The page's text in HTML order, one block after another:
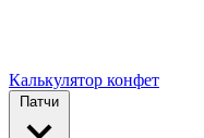
Калькулятор конфет
Патчи